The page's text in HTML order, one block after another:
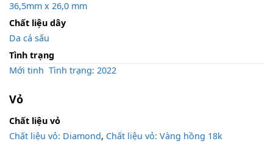
36,5mm x 26,0 mm
Chất liệu dây
Da cá sấu
Tình trạng
Mới tinh Tình trạng: 2022
Vỏ
Chất liệu vỏ
Chất liệu vỏ: Diamond, Chất liệu vỏ: Vàng hồng 18k